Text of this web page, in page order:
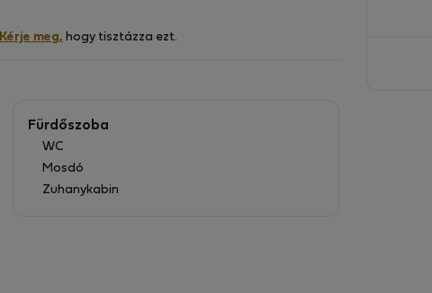
Kérje meg, hogy tisztázza ezt.
Fürdőszoba
WC
Mosdó
Zuhanykabin